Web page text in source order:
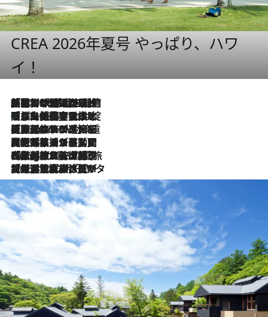
CREA 2026年夏号 やっぱり、ハワ
イ！
2026.8.6
「荷物が増えるほど旅ストレスは増す」美容ジャーナリストがたどり着いた最終結論。“化粧品を劇的に減らす”感動の凝縮美容とは
2026.8.6
「旅先には金髪ウィッグを持参」日本と同じメイクでは損してる!? 美容ジャーナリストが提案する“掟破りの旅美容”とは
2026.8.6
【厳選旅コスメ】「身軽さ＆UV対策重視！」ヘアアーティストshucoが選んだ夏旅ベストコスメを発表【Mサイズジップ】
2026.8.5
【厳選旅コスメ】国内をあちこち移動する河井菜摘が選んだ夏旅ベストコスメ発表！「リラックスアイテムはマスト」【Mサイズジップ】
2026.8.4
【厳選旅コスメ】「紫外線＆乾燥対策しながらメイク感も！」ヘア＆メイクGeorgeが選んだ夏旅ベストコスメを発表！【Mサイズジップ】
2026.8.3
【厳選旅コスメ】「保湿もタイパ重視！」“サウナ好き”タレント清水みさとが愛用する夏旅ベストコスメを発表！【Mサイズジップ】